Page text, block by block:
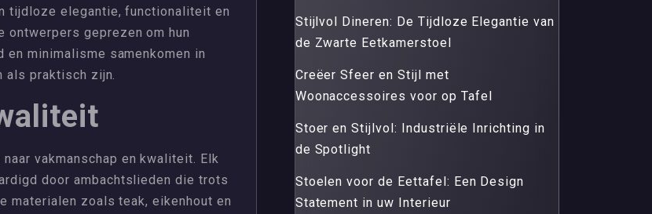
tijdloze elegantie, functionaliteit en
ontwerpers geprezen om hun
en minimalisme samenkomen in
als praktisch zijn.
vakmanschap en kwaliteit. Elk
door ambachtslieden die trots
materialen zoals teak, eikenhout en
Stijlvol Dineren: De Tijdloze Elegantie van
de Zwarte Eetkamerstoel
Creëer Sfeer en Stijl met
Woonaccessoires voor op Tafel
Stoer en Stijlvol: Industriële Inrichting in
de Spotlight
Stoelen voor de Eettafel: Een Design
Statement in uw Interieur